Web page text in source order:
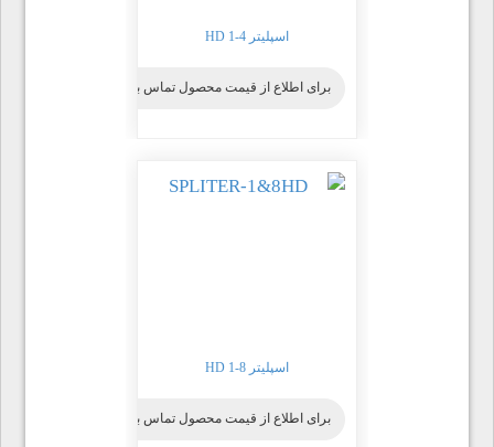
اسپلیتر HD 1-4
برای اطلاع از قیمت محصول تماس بگیرید
اسپلیتر HD 1-8
برای اطلاع از قیمت محصول تماس بگیرید